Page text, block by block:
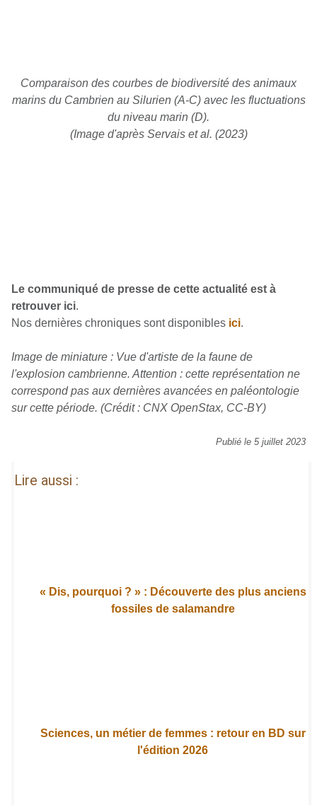
Comparaison des courbes de biodiversité des animaux
marins du Cambrien au Silurien (A-C) avec les fluctuations
du niveau marin (D).
(Image d'après Servais et al. (2023)
Le communiqué de presse de cette actualité est à
retrouver ici.
Nos dernières chroniques sont disponibles ici.
Image de miniature : Vue d'artiste de la faune de
l'explosion cambrienne. Attention : cette représentation ne
correspond pas aux dernières avancées en paléontologie
sur cette période. (Crédit : CNX OpenStax, CC-BY)
Publié le 5 juillet 2023
Lire aussi :
« Dis, pourquoi ? » : Découverte des plus anciens
fossiles de salamandre
Sciences, un métier de femmes : retour en BD sur
l'édition 2026